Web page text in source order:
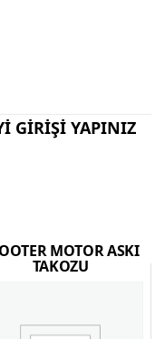
GİRİŞİ YAPINIZ
MOTOR ASKI
TAKOZU